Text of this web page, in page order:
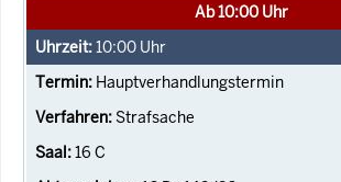
Ab 10:00 Uhr
10:00 Uhr
Hauptverhandlungstermin
Strafsache
16 C